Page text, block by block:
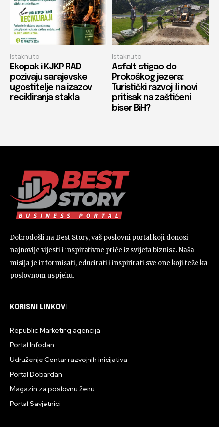
Istaknuto
Ekopak i KJKP RAD
pozivaju sarajevske
ugostitelje na izazov
recikliranja stakla
Istaknuto
Asfalt stigao do
Prokoškog jezera:
Turistički razvoj ili novi
pritisak na zaštićeni
biser BiH?
Dobrodošli na Best Story, vaš poslovni portal koji donosi
najnovije vijesti i inspirativne priče iz svijeta biznisa. Naša
misija je informisati, educirati i inspirirati sve one koji teže ka
poslovnom uspjehu.
KORISNI LINKOVI
Republic Marketing agencija
Portal Infodan
Udruženje Centar razvojnih inicijativa
Portal Dobardan
Magazin za poslovnu ženu
Portal Savjetnici